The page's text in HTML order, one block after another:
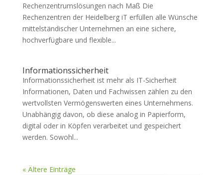
Rechenzentrumslösungen nach Maß Die
Rechenzentren der Heidelberg iT erfüllen alle Wünsche
mittelständischer Unternehmen an eine sichere,
hochverfügbare und flexible...
Informationssicherheit
Informationssicherheit ist mehr als IT-Sicherheit
Informationen, Daten und Fachwissen zählen zu den
wertvollsten Vermögenswerten eines Unternehmens.
Unabhängig davon, ob diese analog in Papierform,
digital oder in Köpfen verarbeitet und gespeichert
werden. Sowohl...
« Ältere Einträge